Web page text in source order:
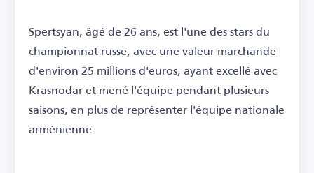
Spertsyan, âgé de 26 ans, est l'une des stars du
championnat russe, avec une valeur marchande
d'environ 25 millions d'euros, ayant excellé avec
Krasnodar et mené l'équipe pendant plusieurs
saisons, en plus de représenter l'équipe nationale
arménienne.